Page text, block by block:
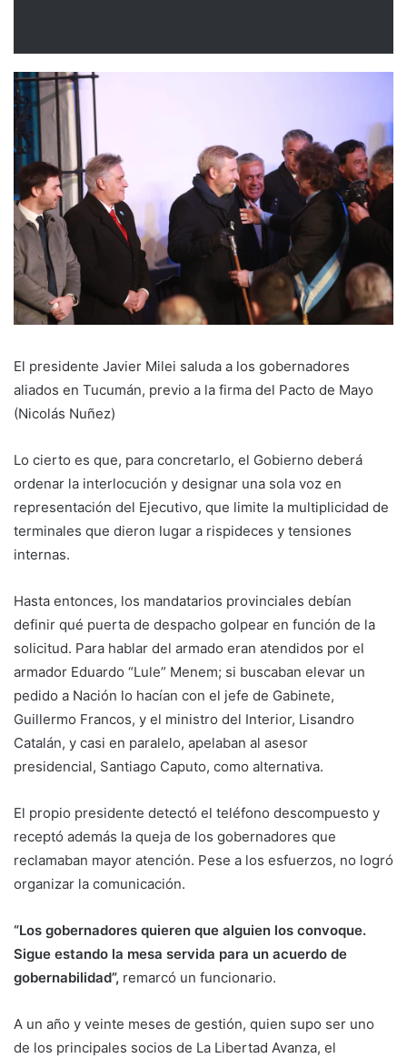
El presidente Javier Milei saluda a los gobernadores
aliados en Tucumán, previo a la firma del Pacto de Mayo
(Nicolás Nuñez)
Lo cierto es que, para concretarlo, el Gobierno deberá
ordenar la interlocución y designar una sola voz en
representación del Ejecutivo, que limite la multiplicidad de
terminales que dieron lugar a rispideces y tensiones
internas.
Hasta entonces, los mandatarios provinciales debían
definir qué puerta de despacho golpear en función de la
solicitud. Para hablar del armado eran atendidos por el
armador Eduardo “Lule” Menem; si buscaban elevar un
pedido a Nación lo hacían con el jefe de Gabinete,
Guillermo Francos, y el ministro del Interior, Lisandro
Catalán, y casi en paralelo, apelaban al asesor
presidencial, Santiago Caputo, como alternativa.
El propio presidente detectó el teléfono descompuesto y
receptó además la queja de los gobernadores que
reclamaban mayor atención. Pese a los esfuerzos, no logró
organizar la comunicación.
“Los gobernadores quieren que alguien los convoque.
Sigue estando la mesa servida para un acuerdo de
gobernabilidad”, remarcó un funcionario.
A un año y veinte meses de gestión, quien supo ser uno
de los principales socios de La Libertad Avanza, el